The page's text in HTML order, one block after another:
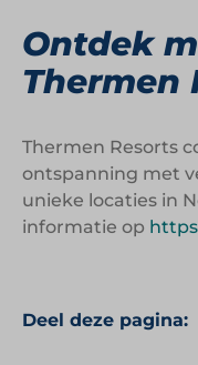
Ontdek
Thermen
Thermen Resorts
ontspanning met
unieke locaties in
informatie op
Deel deze pagina: